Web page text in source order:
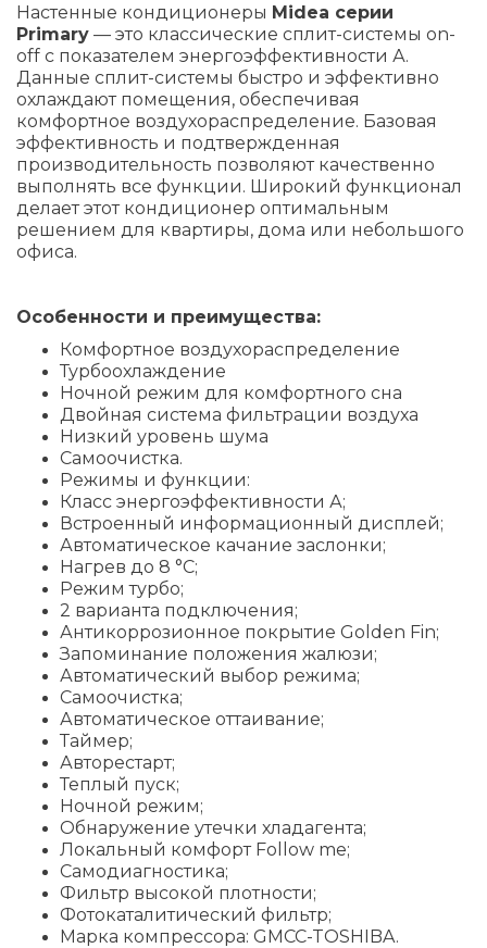
Настенные кондиционеры Midea серии
Primary — это классические сплит-системы on-
off с показателем энергоэффективности А.
Данные сплит-системы быстро и эффективно
охлаждают помещения, обеспечивая
комфортное воздухораспределение. Базовая
эффективность и подтвержденная
производительность позволяют качественно
выполнять все функции. Широкий функционал
делает этот кондиционер оптимальным
решением для квартиры, дома или небольшого
офиса.
Особенности и преимущества:
Комфортное воздухораспределение
Турбоохлаждение
Ночной режим для комфортного сна
Двойная система фильтрации воздуха
Низкий уровень шума
Самоочистка.
Режимы и функции:
Класс энергоэффективности А;
Встроенный информационный дисплей;
Автоматическое качание заслонки;
Нагрев до 8 °С;
Режим турбо;
2 варианта подключения;
Антикоррозионное покрытие Golden Fin;
Запоминание положения жалюзи;
Автоматический выбор режима;
Самоочистка;
Автоматическое оттаивание;
Таймер;
Авторестарт;
Теплый пуск;
Ночной режим;
Обнаружение утечки хладагента;
Локальный комфорт Follow me;
Самодиагностика;
Фильтр высокой плотности;
Фотокаталитический фильтр;
Марка компрессора: GMCC-TOSHIBA.